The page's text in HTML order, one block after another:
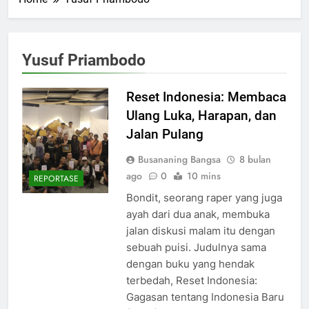
Yusuf Priambodo
REPORTASE
Reset Indonesia: Membaca
Ulang Luka, Harapan, dan
Jalan Pulang
Busananing Bangsa
8 bulan
ago
0 10 mins
Bondit, seorang raper yang juga
ayah dari dua anak, membuka
jalan diskusi malam itu dengan
sebuah puisi. Judulnya sama
dengan buku yang hendak
terbedah, Reset Indonesia:
Gagasan tentang Indonesia Baru